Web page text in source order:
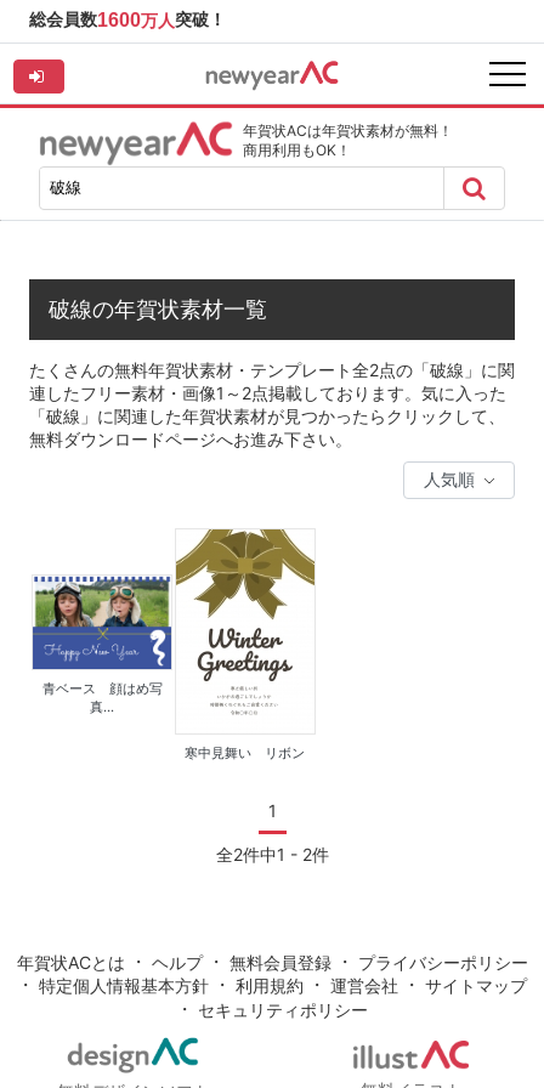
総会員数1600万人突破！
年賀状ACは年賀状素材が無料！
商用利用もOK！
破線の年賀状素材一覧
たくさんの無料年賀状素材・テンプレート全2点の「破線」に関
連したフリー素材・画像1～2点掲載しております。気に入った
「破線」に関連した年賀状素材が見つかったらクリックして、
無料ダウンロードページへお進み下さい。
青ベース 顔はめ写
真...
寒中見舞い リボン
1
全2件中1 - 2件
年賀状ACとは ・ ヘルプ・ 無料会員登録・ プライバシーポリシー
・ 特定個人情報基本方針 ・ 利用規約 ・ 運営会社 ・ サイトマップ
・ セキュリティポリシー